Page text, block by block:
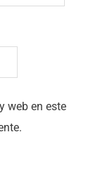
web en este